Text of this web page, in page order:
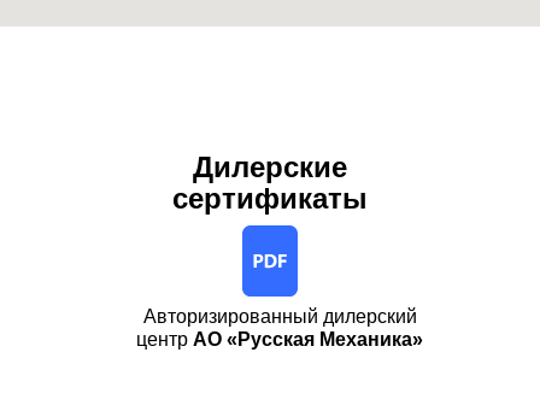
Дилерские
сертификаты
Авторизированный дилерский
центр АО «Русская Механика»